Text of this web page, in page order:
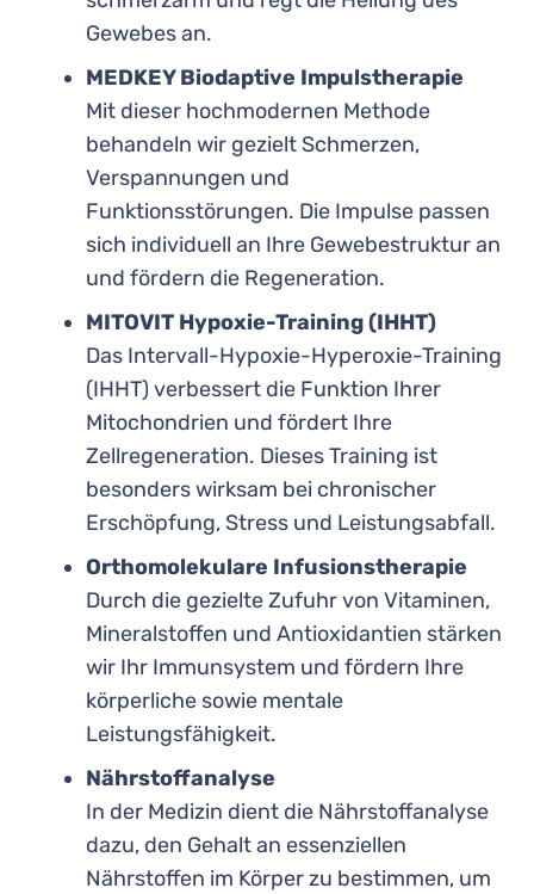
Gewebes an.
MEDKEY Biodaptive Impulstherapie
Mit dieser hochmodernen Methode
behandeln wir gezielt Schmerzen,
Verspannungen und
Funktionsstörungen. Die Impulse passen
sich individuell an Ihre Gewebestruktur an
und fördern die Regeneration.
MITOVIT Hypoxie-Training (IHHT)
Das Intervall-Hypoxie-Hyperoxie-Training
(IHHT) verbessert die Funktion Ihrer
Mitochondrien und fördert Ihre
Zellregeneration. Dieses Training ist
besonders wirksam bei chronischer
Erschöpfung, Stress und Leistungsabfall.
Orthomolekulare Infusionstherapie
Durch die gezielte Zufuhr von Vitaminen,
Mineralstoffen und Antioxidantien stärken
wir Ihr Immunsystem und fördern Ihre
körperliche sowie mentale
Leistungsfähigkeit.
Nährstoffanalyse
In der Medizin dient die Nährstoffanalyse
dazu, den Gehalt an essenziellen
Nährstoffen im Körper zu bestimmen, um